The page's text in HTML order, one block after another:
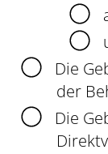
Die
der
Die